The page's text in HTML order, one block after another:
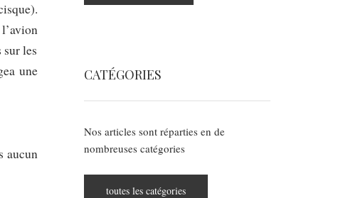
les
une
aucun
CATÉGORIES
Nos articles sont réparties en de
nombreuses catégories
toutes les catégories